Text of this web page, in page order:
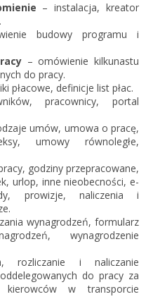
– instalacja, kreator
budowy programu i
– omówienie kilkunastu
do pracy.
płacowe, definicje list płac.
pracownicy, portal
umów, umowa o pracę,
umowy równoległe,
godziny przepracowane,
urlop, inne nieobecności, e-
prowizje, naliczenia i
wynagrodzeń, formularz
wynagrodzenie
rozliczanie i naliczanie
do pracy za
w transporcie